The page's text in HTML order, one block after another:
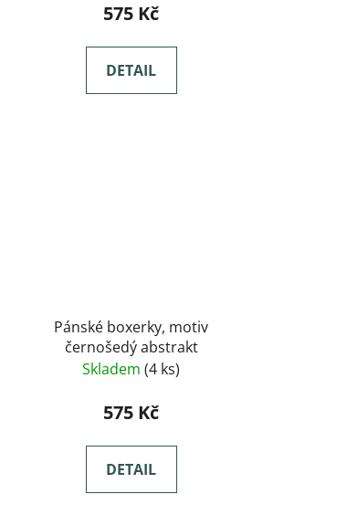
575 Kč
DETAIL
Pánské boxerky, motiv
černošedý abstrakt
Skladem(4 ks)
575 Kč
DETAIL